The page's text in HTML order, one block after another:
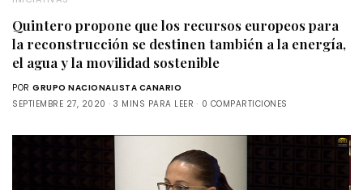
Quintero propone que los recursos europeos para
la reconstrucción se destinen también a la energía,
el agua y la movilidad sostenible
POR GRUPO NACIONALISTA CANARIO
SEPTIEMBRE 27, 2020
3 MINS PARA LEER 0 COMPARTICIONES